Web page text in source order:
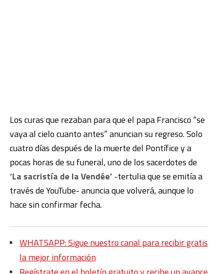
Los curas que rezaban para que el papa Francisco “se
vaya al cielo cuanto antes” anuncian su regreso. Solo
cuatro días después de la muerte del Pontífice y a
pocas horas de su funeral, uno de los sacerdotes de
‘La sacristía de la Vendée’ -tertulia que se emitía a
través de YouTube- anuncia que volverá, aunque lo
hace sin confirmar fecha.
WHATSAPP: Sigue nuestro canal para recibir gratis
la mejor información